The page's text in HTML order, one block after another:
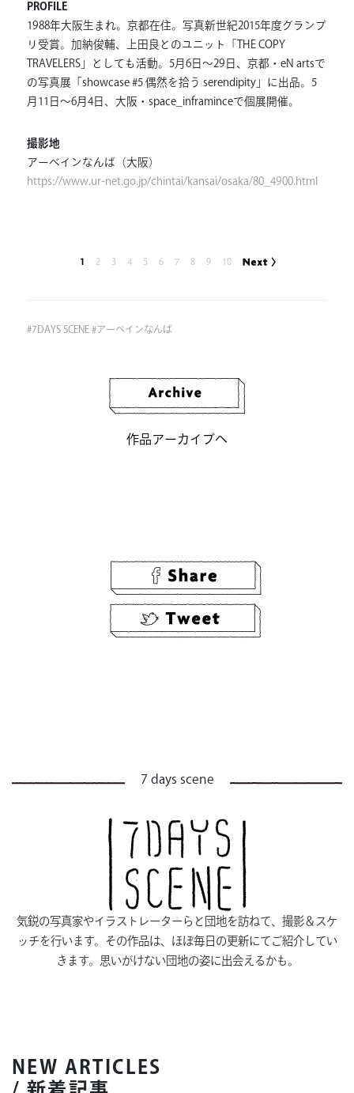
PROFILE
1988年大阪生まれ。京都在住。写真新世紀2015年度グランプ
リ受賞。加納俊輔、上田良とのユニット「THE COPY
TRAVELERS」としても活動。5月6日～29日、京都・eN artsで
の写真展「showcase #5 偶然を拾う serendipity」に出品。5
月11日～6月4日、大阪・space_inframinceで個展開催。
撮影地
アーベインなんば（大阪）
https://www.ur-net.go.jp/chintai/kansai/osaka/80_4900.html
1 2 3 4 5 6 7 8 9 10
#7DAYS SCENE #アーベインなんば
作品アーカイブへ
7 days scene
気鋭の写真家やイラストレーターらと団地を訪ねて、撮影＆スケ
ッチを行います。その作品は、ほぼ毎日の更新にてご紹介してい
きます。思いがけない団地の姿に出会えるかも。
NEW ARTICLES